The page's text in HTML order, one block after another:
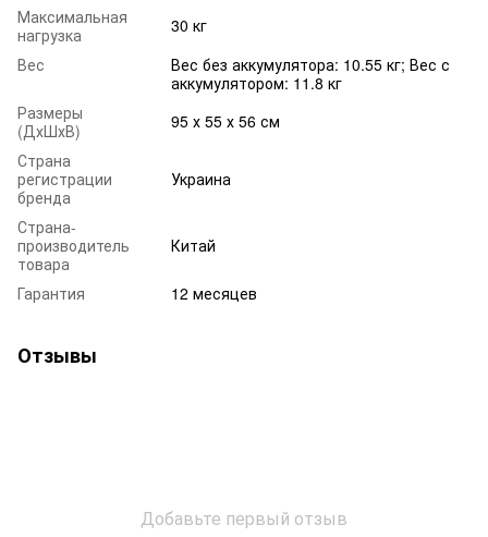
Максимальная
нагрузка
30 кг
Вес
Вес без аккумулятора: 10.55 кг; Вес с
аккумулятором: 11.8 кг
Размеры
(ДхШхВ)
95 х 55 х 56 см
Страна
регистрации
бренда
Украина
Страна-
производитель
товара
Китай
Гарантия 12 месяцев
Отзывы
Добавьте первый отзыв